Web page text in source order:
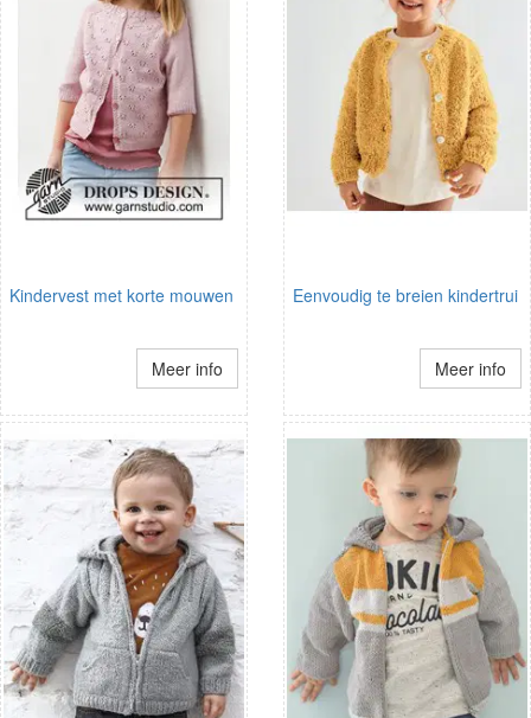
Kindervest met korte mouwen
Meer info
Eenvoudig te breien kindertrui
Meer info